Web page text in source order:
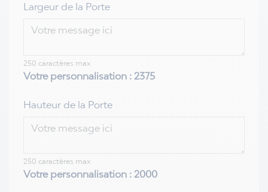
Largeur de la Porte
250 caractères max
Votre personnalisation : 2375
Hauteur de la Porte
250 caractères max
Votre personnalisation : 2000